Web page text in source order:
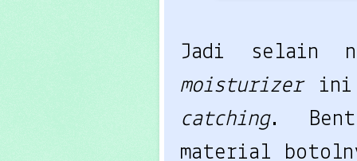
Jadi selain
moisturizer ini
catching.
material